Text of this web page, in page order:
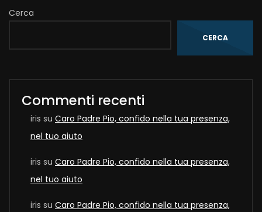
Cerca
CERCA
Commenti recenti
iris su Caro Padre Pio, confido nella tua presenza,
nel tuo aiuto
iris su Caro Padre Pio, confido nella tua presenza,
nel tuo aiuto
iris su Caro Padre Pio, confido nella tua presenza,